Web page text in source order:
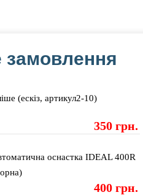
(ескіз, артикул2-10)
350 грн.
оснастка IDEAL 400R
400 грн.